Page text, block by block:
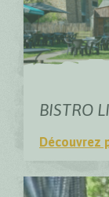
BISTRO
Découvrez